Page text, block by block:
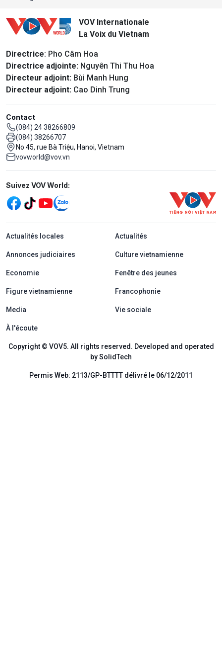
VOV Internationale
La Voix du Vietnam
Directrice: Pho Câm Hoa
Directrice adjointe: Nguyên Thi Thu Hoa
Directeur adjoint: Bùi Manh Hung
Directeur adjoint: Cao Dinh Trung
Contact
(084) 24 38266809
(084) 38266707
No 45, rue Bà Triệu, Hanoi, Vietnam
vovworld@vov.vn
Mạng xã hội
Suivez VOV World:
menu footer tiếng Pháp
Actualités locales Actualités
Annonces judiciaires Culture vietnamienne
Economie Fenêtre des jeunes
Figure vietnamienne Francophonie
Media Vie sociale
À l'écoute
Copyright © VOV5. All rights reserved. Developed and operated
by SolidTech
Permis Web: 2113/GP-BTTTT délivré le 06/12/2011